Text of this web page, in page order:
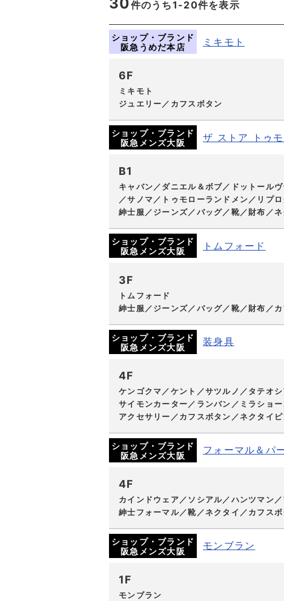
件のうち1-20件を表示
ショップ・ブランド
阪急うめだ本店
ミキモト
6F
ミキモト
ジュエリー／カフスボタン
ショップ・ブランド
阪急メンズ大阪
ザ ストア トゥ
B1
キャバン／ダニエル＆ボブ／ドットール
／サノマ／トゥモローランドメン／リプ
紳士服／ジーンズ／バッグ／靴／財布／
ショップ・ブランド
阪急メンズ大阪
トムフォード
3F
トムフォード
紳士服／ジーンズ／バッグ／靴／財布／
ショップ・ブランド
阪急メンズ大阪
装身具
4F
ケンゴクマ／ケント／サツルノ／タテオ
サイモンカーター／ランバン／ミラショ
アクセサリー／カフスボタン／ネクタイピ
ショップ・ブランド
阪急メンズ大阪
フォーマル＆パ
4F
カインドウェア／ソシアル／ハンツマン
紳士フォーマル／靴／ネクタイ／カフス
ショップ・ブランド
阪急メンズ大阪
モンブラン
1F
モンブラン